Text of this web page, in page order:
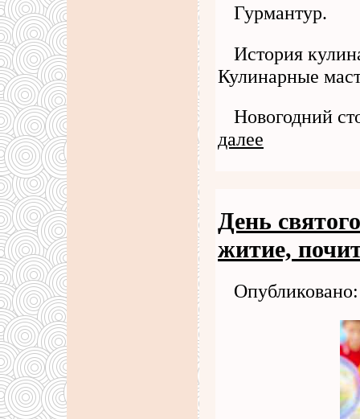
Гурмантур.
История
Кулинарные
Новогодний
далее
День
житие,